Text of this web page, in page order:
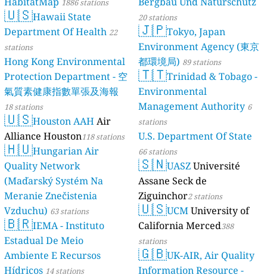
1886 stations
🇺🇸Hawaii State
Department Of Health 22
stations
Hong Kong Environmental
Protection Department - 空
氣質素健康指數單張及海報
18 stations
🇺🇸Houston AAH Air
Alliance Houston118 stations
🇭🇺Hungarian Air
Quality Network
(Maďarský Systém Na
Meranie Znečistenia
Vzduchu) 63 stations
🇧🇷IEMA - Instituto
Estadual De Meio
Ambiente E Recursos
Hídricos 14 stations
20 stations
🇯🇵Tokyo, Japan
Environment Agency (東京
都環境局) 89 stations
🇹🇹Trinidad & Tobago -
Environmental
Management Authority 6
stations
U.S. Department Of State
66 stations
🇸🇳UASZUniversité
Assane Seck de
Ziguinchor2 stations
🇺🇸UCMUniversity of
California Merced388
stations
🇬🇧UK-AIR, Air Quality
Information Resource -